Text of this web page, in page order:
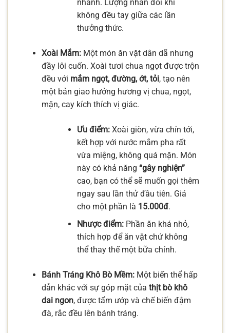
nhanh. Lượng nhân đôi khi
không đều tay giữa các lần
thưởng thức.
Xoài Mắm:Một món ăn vặt dân dã nhưng
đầy lôi cuốn. Xoài tươi chua ngọt được trộn
đều với mắm ngọt, đường, ớt, tỏi, tạo nên
một bản giao hưởng hương vị chua, ngọt,
mặn, cay kích thích vị giác.
Ưu điểm:Xoài giòn, vừa chín tới,
kết hợp với nước mắm pha rất
vừa miệng, không quá mặn. Món
này có khả năng “gây nghiện”
cao, bạn có thể sẽ muốn gọi thêm
ngay sau lần thử đầu tiên. Giá
cho một phần là 15.000đ.
Nhược điểm:Phần ăn khá nhỏ,
thích hợp để ăn vặt chứ không
thể thay thế một bữa chính.
Bánh Tráng Khô Bò Mềm:Một biến thể hấp
dẫn khác với sự góp mặt của thịt bò khô
dai ngon, được tẩm ướp và chế biến đậm
đà, rắc đều lên bánh tráng.